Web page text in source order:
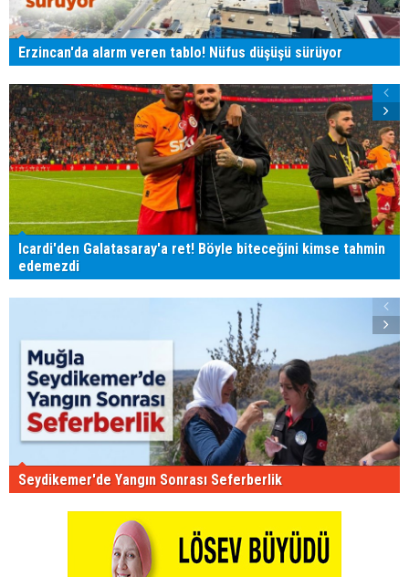
Erzincan'da alarm veren tablo! Nüfus düşüşü sürüyor
Icardi'den Galatasaray'a ret! Böyle biteceğini kimse tahmin
edemezdi
Seydikemer'de Yangın Sonrası Seferberlik